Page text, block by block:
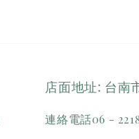
店面地址: 台南
連絡電話06 -